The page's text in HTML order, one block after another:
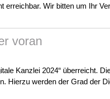
erreichbar. Wir bitten um Ihr
voran
Kanzlei 2024“ überreicht.
Hierzu werden der Grad der